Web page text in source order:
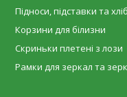
Підноси, підставки та
Корзини для білизни
Скриньки плетені з лози
Рамки для зеркал та